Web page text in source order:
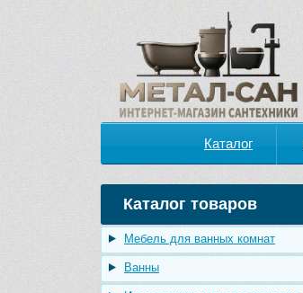
Каталог
Каталог товаров
Мебель для ванных комнат
Ванны